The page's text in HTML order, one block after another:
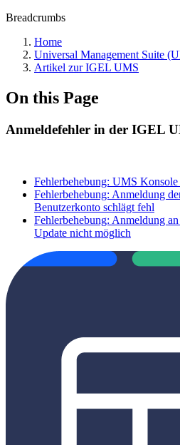
Breadcrumbs
Home
Universal Management Suite
Artikel zur IGEL UMS
On this Page
Anmeldefehler in der IGEL
Fehlerbehebung: UMS
Fehlerbehebung: Anmeldung
Benutzerkonto schlägt fehl
Fehlerbehebung: Anmeldung
Update nicht möglich